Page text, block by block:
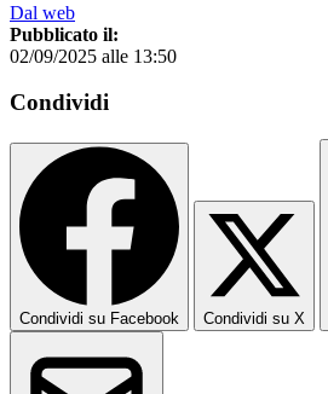
Dal web
Pubblicato il:
02/09/2025 alle 13:50
Condividi
Condividi su Facebook Condividi su X